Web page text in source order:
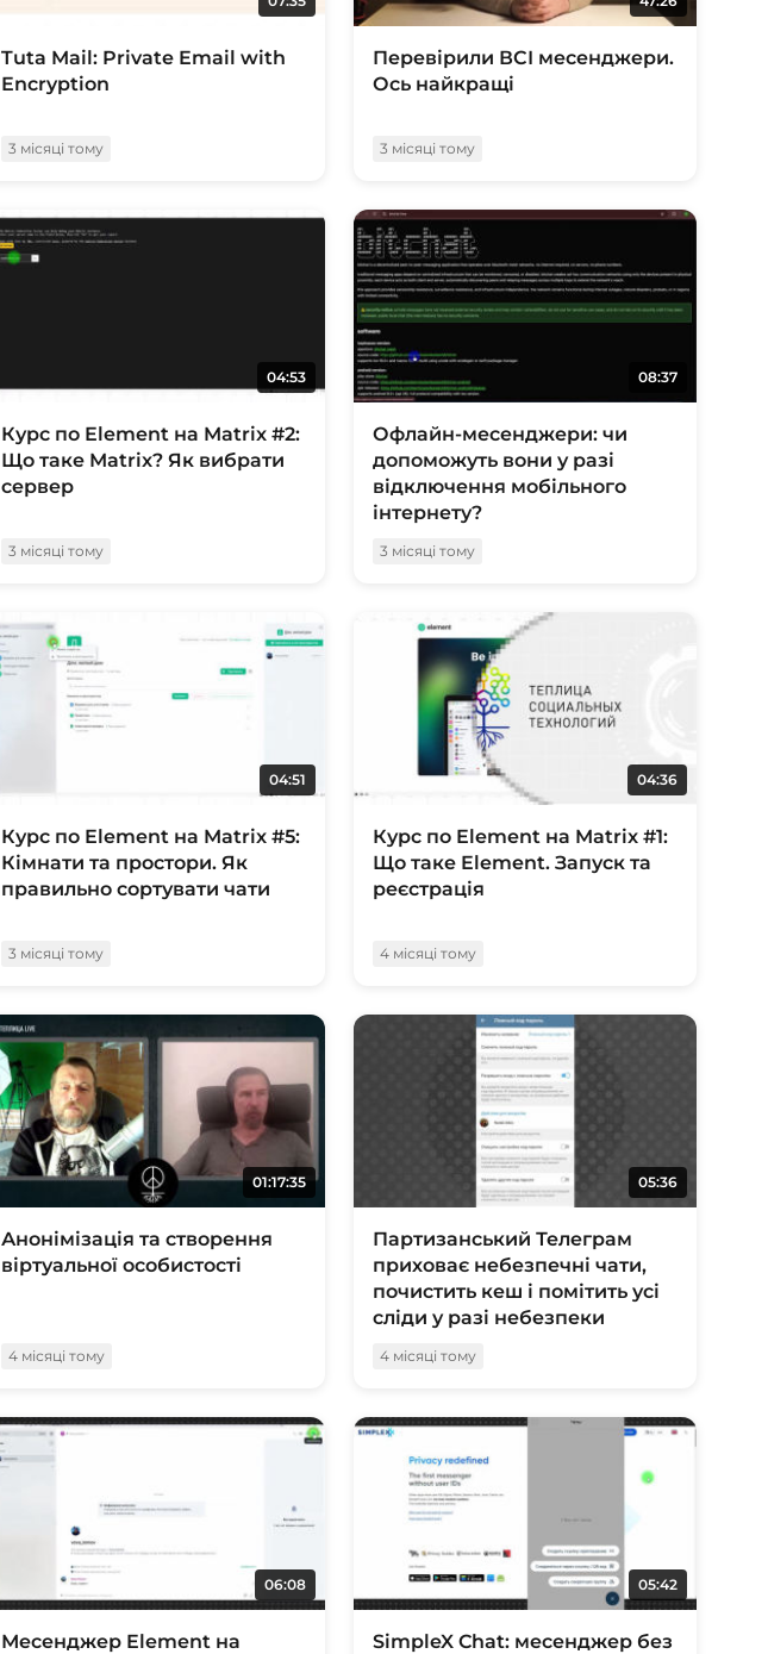
Tuta Mail: Private Email with
Encryption
3 місяці тому
Перевірили ВСІ месенджери.
Ось найкращі
3 місяці тому
04:53
Курс по Element на Matrix #2:
Що таке Matrix? Як вибрати
сервер
3 місяці тому
08:37
Офлайн-месенджери: чи
допоможуть вони у разі
відключення мобільного
інтернету?
3 місяці тому
04:51
Курс по Element на Matrix #5:
Кімнати та простори. Як
правильно сортувати чати
3 місяці тому
04:36
Курс по Element на Matrix #1:
Що таке Element. Запуск та
реєстрація
4 місяці тому
01:17:35
Анонімізація та створення
віртуальної особистості
4 місяці тому
05:36
Партизанський Телеграм
приховає небезпечні чати,
почистить кеш і помітить усі
сліди у разі небезпеки
4 місяці тому
06:08
Месенджер Element на
05:42
SimpleX Chat: месенджер без